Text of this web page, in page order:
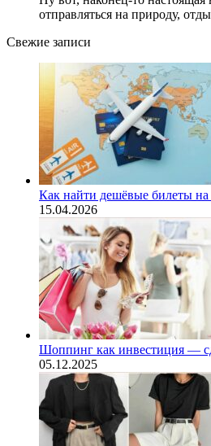
отправляться на природу,
Свежие записи
Как найти дешёвые билеты
15.04.2026
Шоппинг как инвестиция —
05.12.2025